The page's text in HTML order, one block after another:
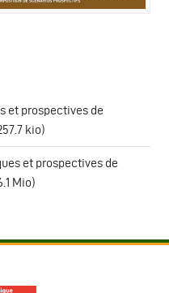
et prospectives de
kio)
et prospectives de
Mio)